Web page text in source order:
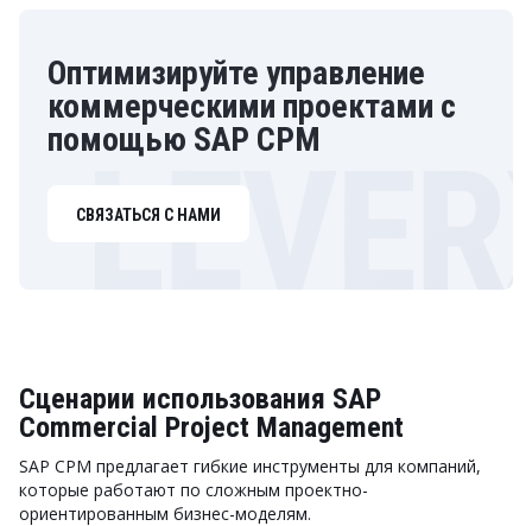
Оптимизируйте управление
коммерческими проектами с
помощью SAP CPM
СВЯЗАТЬСЯ С НАМИ
Сценарии использования SAP
Commercial Project Management
SAP CPM предлагает гибкие инструменты для компаний,
которые работают по сложным проектно-
ориентированным бизнес-моделям.